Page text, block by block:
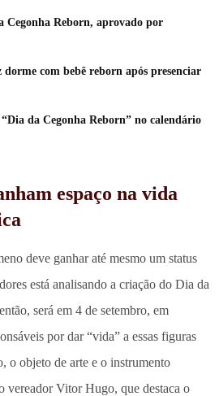
Cegonha Reborn, aprovado por
com bebê reborn após presenciar
da Cegonha Reborn” no calendário
espaço na vida
deve ganhar até mesmo um status
está analisando a criação do Dia da
será em 4 de setembro, em
por dar “vida” a essas figuras
o objeto de arte e o instrumento
vereador Vitor Hugo, que destaca o